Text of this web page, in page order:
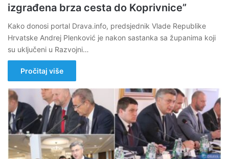
izgrađena brza cesta do Koprivnice”
Kako donosi portal Drava.info, predsjednik Vlade Republike
Hrvatske Andrej Plenković je nakon sastanka sa županima koji
su uključeni u Razvojni…
Pročitaj više